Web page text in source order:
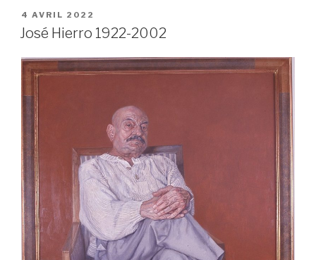
PUBLIÉ
LE
4 AVRIL 2022
José Hierro 1922-2002